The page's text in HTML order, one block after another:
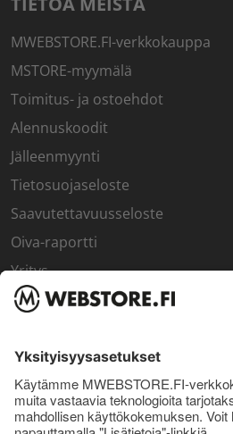
MWEBSTORE.FI-verkkokauppa
MSTORE-myymälä
Toimitus- ja ostoehdot
Alennuskoodit
Jälleenmyynti
Tietosuojaseloste
Saavutettavuusseloste
Oiva-raportti
Yritys
SISÄPIIRI
Sisäpiirin bonusohjelma
Uutiskirje
Uutiset ja artikkelit